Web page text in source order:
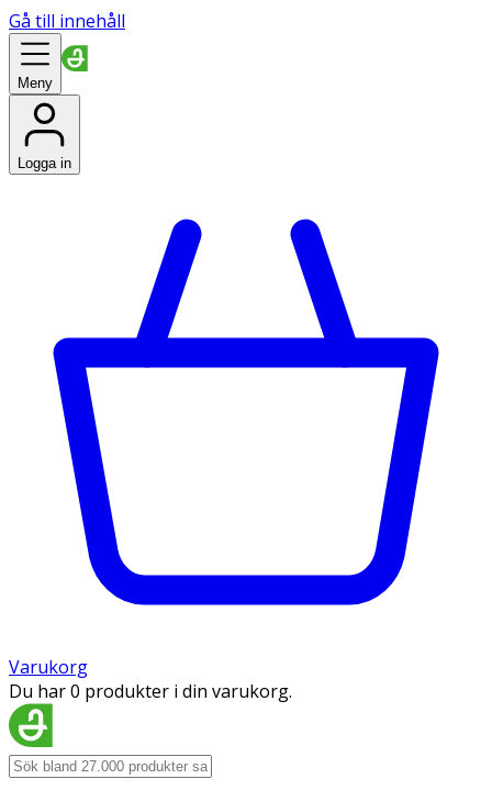
Gå till innehåll
Meny
Logga in
Varukorg
Du har 0 produkter i din varukorg.